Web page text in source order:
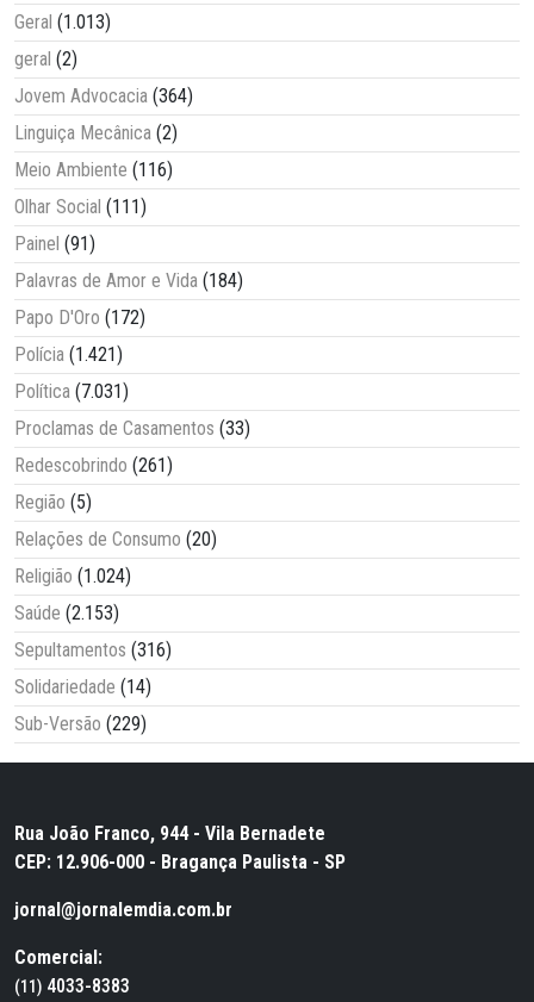
Geral (1.013)
geral (2)
Jovem Advocacia (364)
Linguiça Mecânica (2)
Meio Ambiente (116)
Olhar Social (111)
Painel (91)
Palavras de Amor e Vida (184)
Papo D'Oro (172)
Polícia (1.421)
Política (7.031)
Proclamas de Casamentos (33)
Redescobrindo (261)
Região (5)
Relações de Consumo (20)
Religião (1.024)
Saúde (2.153)
Sepultamentos (316)
Solidariedade (14)
Sub-Versão (229)
Rua João Franco, 944 - Vila Bernadete
CEP: 12.906-000 - Bragança Paulista - SP
jornal@jornalemdia.com.br
Comercial:
(11) 4033-8383